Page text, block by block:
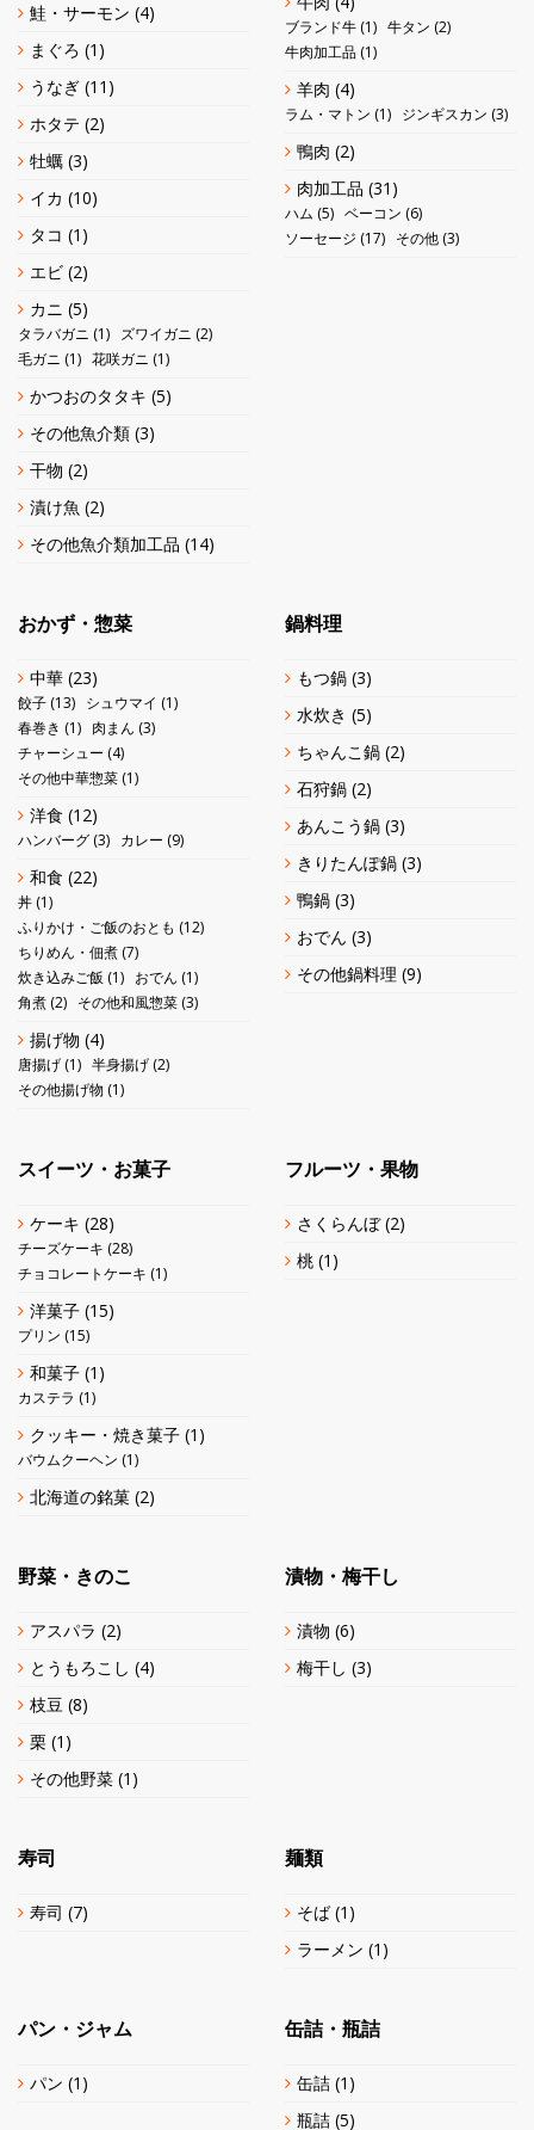
鮭・サーモン (4)
まぐろ (1)
うなぎ (11)
ホタテ (2)
牡蠣 (3)
イカ (10)
タコ (1)
エビ (2)
カニ (5)
タラバガニ (1) ズワイガニ (2)
毛ガニ (1) 花咲ガニ (1)
かつおのタタキ (5)
その他魚介類 (3)
干物 (2)
漬け魚 (2)
その他魚介類加工品 (14)
ブランド牛 (1) 牛タン (2)
牛肉加工品 (1)
羊肉 (4)
ラム・マトン (1) ジンギスカン (3)
鴨肉 (2)
肉加工品 (31)
ハム (5) ベーコン (6)
ソーセージ (17) その他 (3)
おかず・惣菜
中華 (23)
餃子 (13) シュウマイ (1)
春巻き (1) 肉まん (3)
チャーシュー (4)
その他中華惣菜 (1)
洋食 (12)
ハンバーグ (3) カレー (9)
和食 (22)
丼 (1)
ふりかけ・ご飯のおとも (12)
ちりめん・佃煮 (7)
炊き込みご飯 (1) おでん (1)
角煮 (2) その他和風惣菜 (3)
揚げ物 (4)
唐揚げ (1) 半身揚げ (2)
その他揚げ物 (1)
鍋料理
もつ鍋 (3)
水炊き (5)
ちゃんこ鍋 (2)
石狩鍋 (2)
あんこう鍋 (3)
きりたんぽ鍋 (3)
鴨鍋 (3)
おでん (3)
その他鍋料理 (9)
スイーツ・お菓子
ケーキ (28)
チーズケーキ (28)
チョコレートケーキ (1)
洋菓子 (15)
プリン (15)
和菓子 (1)
カステラ (1)
クッキー・焼き菓子 (1)
バウムクーヘン (1)
北海道の銘菓 (2)
フルーツ・果物
さくらんぼ(2)
桃 (1)
野菜・きのこ
アスパラ (2)
とうもろこし (4)
枝豆 (8)
栗 (1)
その他野菜 (1)
漬物・梅干し
漬物 (6)
梅干し (3)
寿司
寿司 (7)
麺類
そば(1)
ラーメン (1)
パン・ジャム
パン (1)
缶詰・瓶詰
缶詰 (1)
瓶詰 (5)